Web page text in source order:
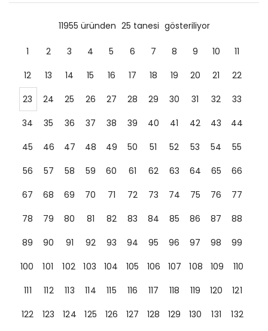
11955 üründen 25 tanesi gösteriliyor
1 2 3 4 5 6 7 8 9 10
11
12
13 14 15 16 17 18 19 20 21
22
23
24 25 26 27 28 29 30 31 32
33
34
35 36 37 38 39 40 41 42 43
44
45
46 47 48 49 50 51 52 53 54
55
56
57 58 59 60 61 62 63 64 65
66
67
68 69 70 71 72 73 74 75 76
77
78
79 80 81 82 83 84 85 86 87
88
89
90 91 92 93 94 95 96 97 98
99
100
101 102 103 104 105 106 107 108 109
110
111
112 113 114 115 116 117 118 119 120
121
122
123 124 125 126 127 128 129 130 131
132